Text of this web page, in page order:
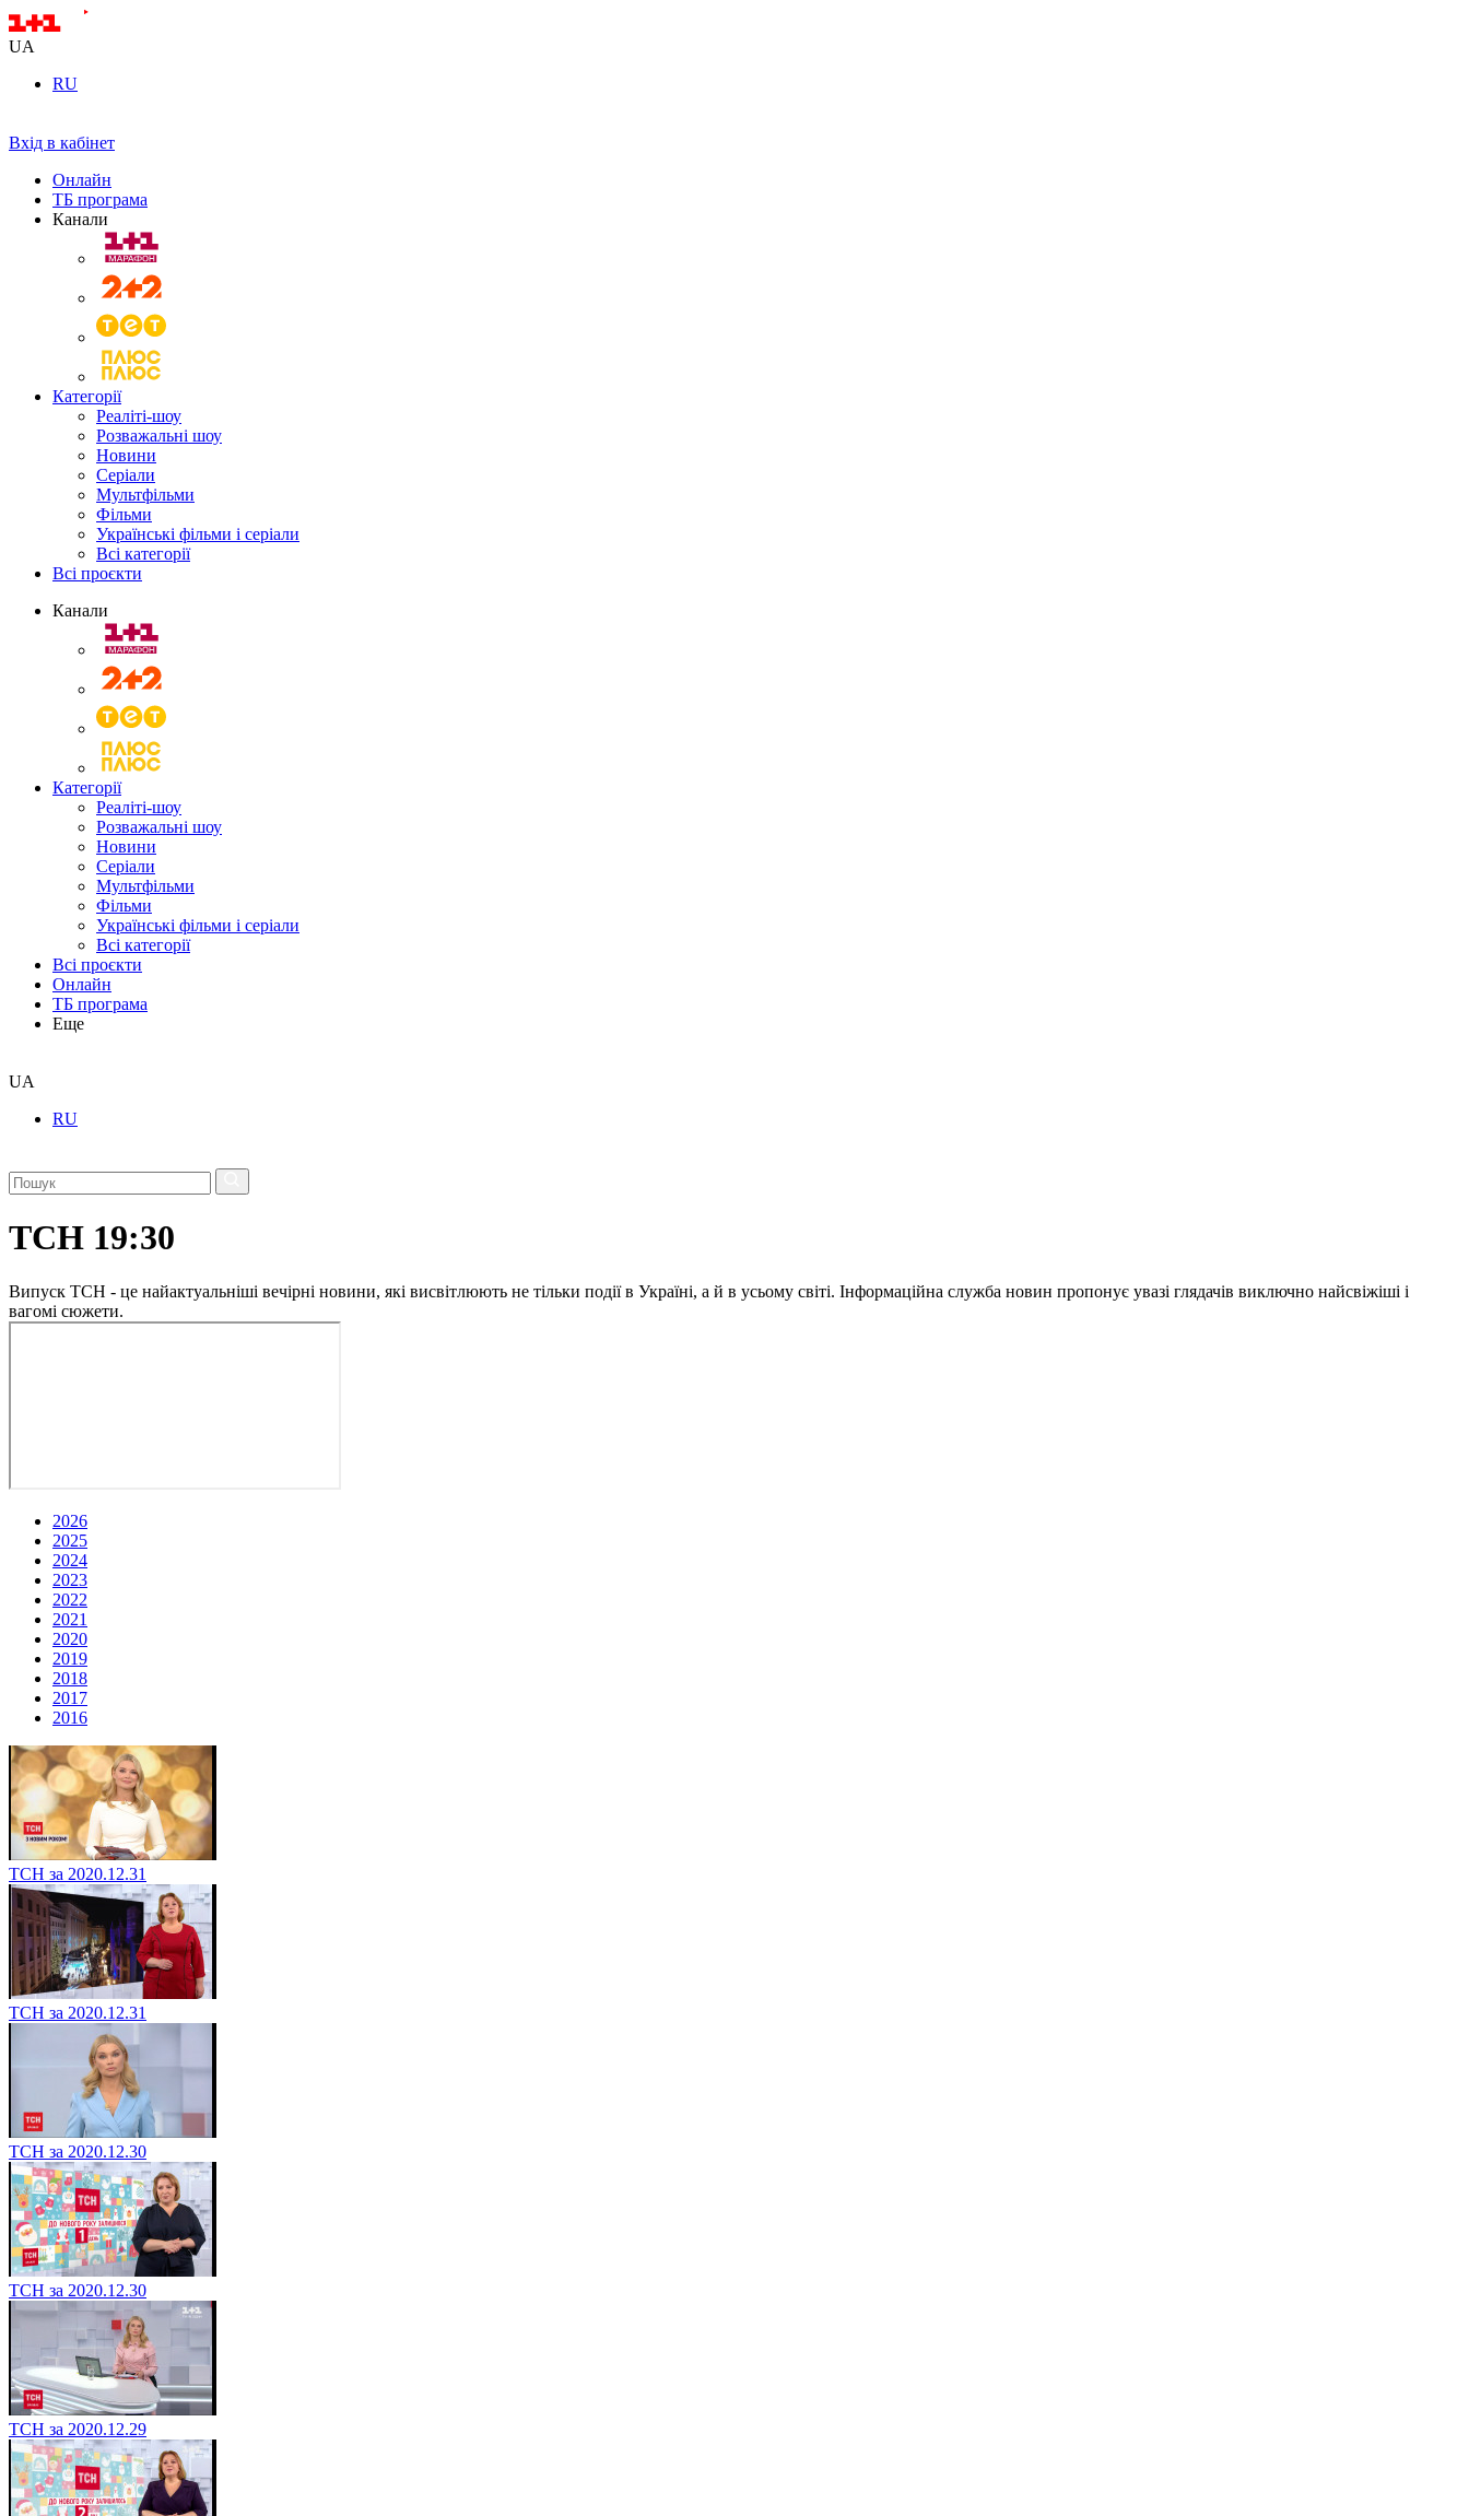
UA
RU
Вхід в кабінет
Онлайн
ТБ програма
Канали
Категорії
Реаліті-шоу
Розважальні шоу
Новини
Серіали
Мультфільми
Фільми
Українські фільми і серіали
Всі категорії
Всі проєкти
Канали
Категорії
Реаліті-шоу
Розважальні шоу
Новини
Серіали
Мультфільми
Фільми
Українські фільми і серіали
Всі категорії
Всі проєкти
Онлайн
ТБ програма
Еще
UA
RU
ТСН 19:30
Випуск ТСН - це найактуальніші вечірні новини, які висвітлюють не тільки події в Україні, а й в усьому світі. Інформаційна служба новин пропонує увазі глядачів виключно найсвіжіші і
вагомі сюжети.
2026
2025
2024
2023
2022
2021
2020
2019
2018
2017
2016
ТСН за 2020.12.31
ТСН за 2020.12.31
ТСН за 2020.12.30
ТСН за 2020.12.30
ТСН за 2020.12.29